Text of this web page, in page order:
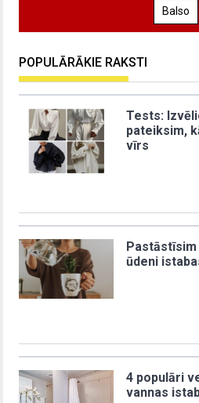
Balso
POPULĀRĀKIE RAKSTI
Tests:
pateiksim,
vīrs
ūdeni
4 populāri
vannas